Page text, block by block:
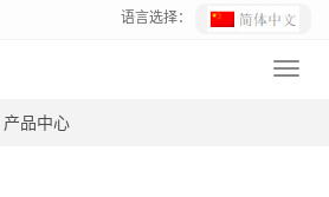
语言选择：
产品中心